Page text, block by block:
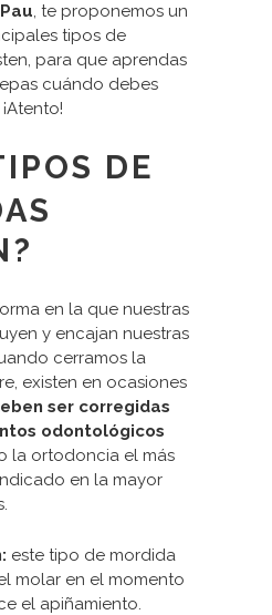
, te proponemos un
tipos de
para que aprendas
cuándo debes
DE
en la que nuestras
y encajan nuestras
cerramos la
existen en ocasiones
ser corregidas
odontológicos
la ortodoncia el más
en la mayor
este tipo de mordida
molar en el momento
el apiñamiento.